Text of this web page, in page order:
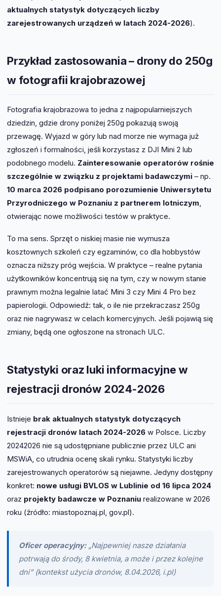
aktualnych statystyk dotyczących liczby
zarejestrowanych urządzeń w latach 2024-2026).
Przykład zastosowania – drony do 250g
w fotografii krajobrazowej
Fotografia krajobrazowa to jedna z najpopularniejszych
dziedzin, gdzie drony poniżej 250g pokazują swoją
przewagę. Wyjazd w góry lub nad morze nie wymaga już
zgłoszeń i formalności, jeśli korzystasz z DJI Mini 2 lub
podobnego modelu. Zainteresowanie operatorów rośnie
szczególnie w związku z projektami badawczymi – np.
10 marca 2026 podpisano porozumienie Uniwersytetu
Przyrodniczego w Poznaniu z partnerem lotniczym,
otwierając nowe możliwości testów w praktyce.
To ma sens. Sprzęt o niskiej masie nie wymusza
kosztownych szkoleń czy egzaminów, co dla hobbystów
oznacza niższy próg wejścia. W praktyce – realne pytania
użytkowników koncentrują się na tym, czy w nowym stanie
prawnym można legalnie latać Mini 3 czy Mini 4 Pro bez
papierologii. Odpowiedź: tak, o ile nie przekraczasz 250g
oraz nie nagrywasz w celach komercyjnych. Jeśli pojawią się
zmiany, będą one ogłoszone na stronach ULC.
Statystyki oraz luki informacyjne w
rejestracji dronów 2024-2026
Istnieje brak aktualnych statystyk dotyczących
rejestracji dronów latach 2024-2026 w Polsce. Liczby
20242026 nie są udostępniane publicznie przez ULC ani
MSWiA, co utrudnia ocenę skali rynku. Statystyki liczby
zarejestrowanych operatorów są niejawne. Jedyny dostępny
konkret: nowe usługi BVLOS w Lublinie od 16 lipca 2024
oraz projekty badawcze w Poznaniu realizowane w 2026
roku (źródło: miastopoznaj.pl, gov.pl).
Oficer operacyjny:„Najpewniej nasze działania
potrwają do środy, 8 kwietnia, a może i przez kolejne
dni” (kontekst użycia dronów, 8.04.2026, i.pl)